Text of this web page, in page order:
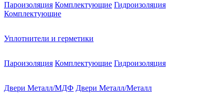
Пароизоляция Комплектующие Гидроизоляция
Комплектующие
Уплотнители и герметики
Пароизоляция Комплектующие Гидроизоляция
Двери Металл/МДФ Двери Металл/Металл